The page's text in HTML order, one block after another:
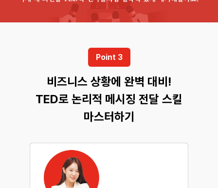
Point 3
비즈니스 상황에 완벽 대비!
TED로 논리적 메시징 전달 스킬
마스터하기